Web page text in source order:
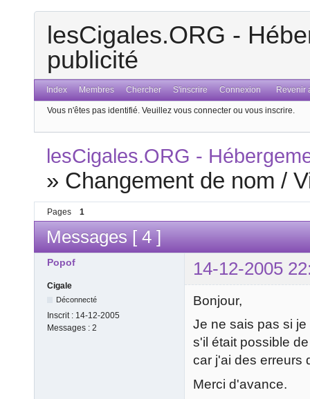
lesCigales.ORG -
publicité
Index Membres Chercher S'inscrire Connexion Revenir
Vous n'êtes pas identifié. Veuillez vous connecter ou vous inscrire.
lesCigales.ORG -
» Changement de nom /
Pages 1
Messages [ 4 ]
Popof 14-12-2005
Cigale
Déconnecté
Inscrit : 14-12-2005
Messages : 2
Bonjour,
Je ne sais pas si
s'il était possible
car j'ai des erreurs
Merci d'avance.